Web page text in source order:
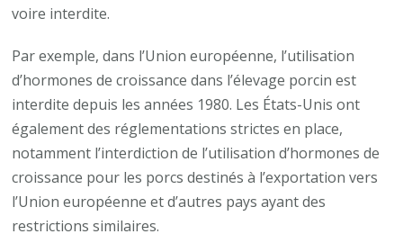
voire interdite.
Par exemple, dans l’Union européenne, l’utilisation
d’hormones de croissance dans l’élevage porcin est
interdite depuis les années 1980. Les États-Unis ont
également des réglementations strictes en place,
notamment l’interdiction de l’utilisation d’hormones de
croissance pour les porcs destinés à l’exportation vers
l’Union européenne et d’autres pays ayant des
restrictions similaires.